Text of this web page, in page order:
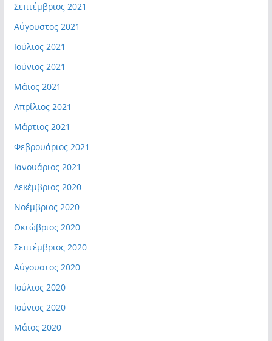
Σεπτέμβριος 2021
Αύγουστος 2021
Ιούλιος 2021
Ιούνιος 2021
Μάιος 2021
Απρίλιος 2021
Μάρτιος 2021
Φεβρουάριος 2021
Ιανουάριος 2021
Δεκέμβριος 2020
Νοέμβριος 2020
Οκτώβριος 2020
Σεπτέμβριος 2020
Αύγουστος 2020
Ιούλιος 2020
Ιούνιος 2020
Μάιος 2020